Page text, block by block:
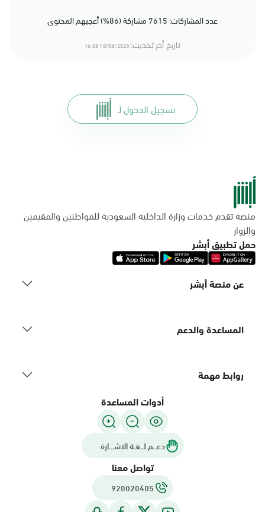
عدد المشاركات: 7615 مشاركة (86%) أعجبهم المحتوى
تاريخ أخر تحديث: 18/08/2025 16:08
تسجيل الدخول لـ
منصة تقدم خدمات وزارة الداخلية السعودية للمواطنين والمقيمين
والزوار
حمل تطبيق أبشر
عن منصة أبشر
المساعدة والدعم
روابط مهمة
أدوات المساعدة
دعـــم لـــغـة الاشــــارة
تواصل معنا
920020405